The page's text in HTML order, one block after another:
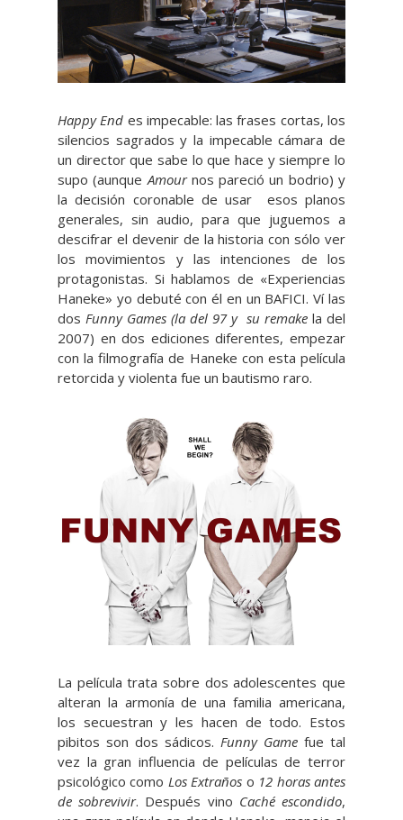
Happy End es impecable: las frases cortas, los
silencios sagrados y la impecable cámara de
un director que sabe lo que hace y siempre lo
supo (aunqueAmournos pareció un bodrio) y
la decisión coronable de usar esos planos
generales, sin audio, para que juguemos a
descifrar el devenir de la historia con sólo ver
los movimientos y las intenciones de los
protagonistas. Si hablamos de «Experiencias
Haneke» yo debuté con él en un BAFICI. Ví las
dos Funny Games (la del 97 y su remake la del
2007) en dos ediciones diferentes, empezar
con la filmografía de Haneke con esta película
retorcida y violenta fue un bautismo raro.
La película trata sobre dos adolescentes que
alteran la armonía de una familia americana,
los secuestran y les hacen de todo. Estos
pibitos son dos sádicos. Funny Game fue tal
vez la gran influencia de películas de terror
psicológico como Los Extraños o 12 horas antes
de sobrevivir. Después vino Caché escondido,